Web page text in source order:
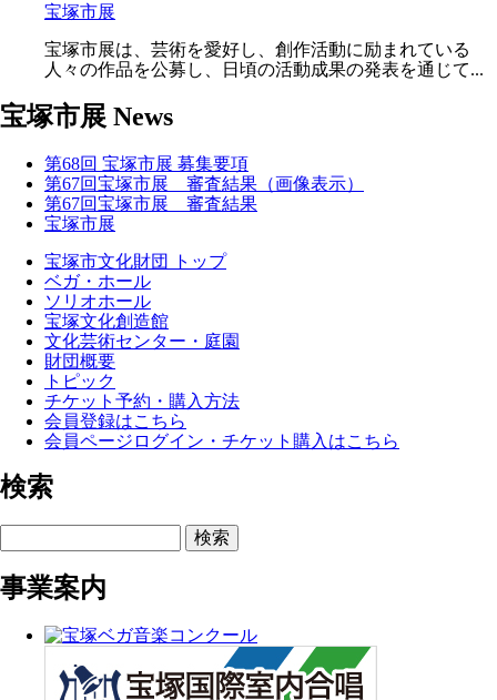
宝塚市展
宝塚市展は、芸術を愛好し、創作活動に励まれている
人々の作品を公募し、日頃の活動成果の発表を通じて...
宝塚市展 News
第68回 宝塚市展 募集要項
第67回宝塚市展 審査結果（画像表示）
第67回宝塚市展 審査結果
宝塚市展
宝塚市文化財団 トップ
ベガ・ホール
ソリオホール
宝塚文化創造館
文化芸術センター・庭園
財団概要
トピック
チケット予約・購入方法
会員登録はこちら
会員ページログイン・チケット購入はこちら
検索
検索
事業案内